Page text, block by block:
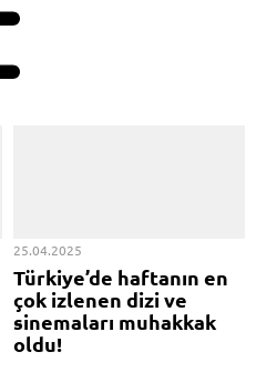
25.04.2025
Türkiye’de haftanın en
çok izlenen dizi ve
sinemaları muhakkak
oldu!